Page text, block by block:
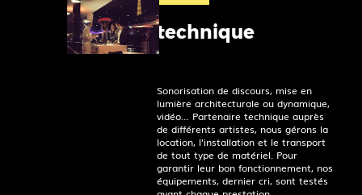
technique
Sonorisation de discours, mise en
lumière architecturale ou dynamique,
vidéo… Partenaire technique auprès
de différents artistes, nous gérons la
location, l’installation et le transport
de tout type de matériel. Pour
garantir leur bon fonctionnement, nos
équipements, dernier cri, sont testés